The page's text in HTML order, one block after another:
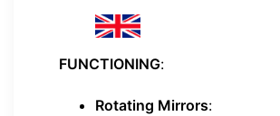
FUNCTIONING:
Rotating Mirrors: